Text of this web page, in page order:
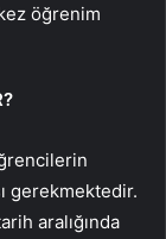
öğrenim
gerekmektedir.
aralığında